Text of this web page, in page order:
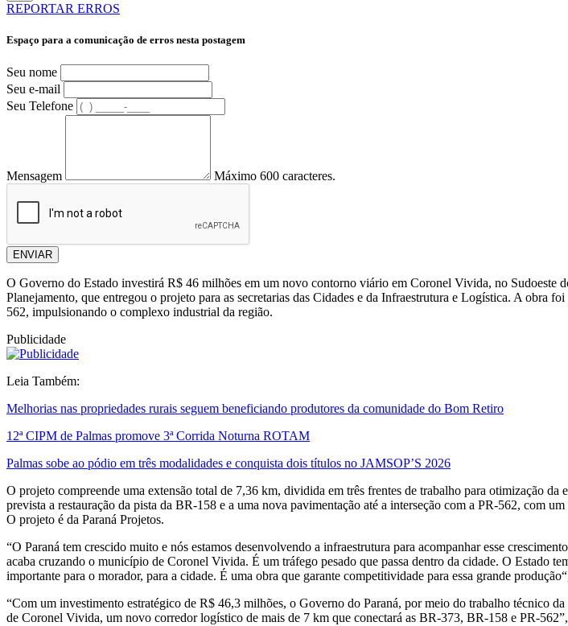
REPORTAR ERROS
Espaço para a comunicação de erros nesta postagem
Seu nome
Seu e-mail
Seu Telefone
Mensagem Máximo 600 caracteres.
ENVIAR
O Governo do Estado investirá R$ 46 milhões em um novo contorno viário em Coronel Vivida, no Sudoeste
Planejamento, que entregou o projeto para as secretarias das Cidades e da Infraestrutura e Logística. A
562, impulsionando o complexo industrial da região.
Publicidade
Leia Também:
Melhorias nas propriedades rurais seguem beneficiando produtores da comunidade do Bom Retiro
12ª CIPM de Palmas promove 3ª Corrida Noturna ROTAM
Palmas sobe ao pódio em três modalidades e conquista dois títulos no JAMSOP’S 2026
O projeto compreende uma extensão total de 7,36 km, dividida em três frentes de trabalho para otimização
prevista a restauração da pista da BR-158 e a uma nova pavimentação até a interseção com a PR-562, com
O projeto é da Paraná Projetos.
“O Paraná tem crescido muito e nós estamos desenvolvendo a infraestrutura para acompanhar esse
acaba cruzando o município de Coronel Vivida. É um tráfego pesado que passa dentro da cidade. O Estado
importante para o morador, para a cidade. É uma obra que garante competitividade para essa grande
“Com um investimento estratégico de R$ 46,3 milhões, o Governo do Paraná, por meio do trabalho técnico
de Coronel Vivida, um novo corredor logístico de mais de 7 km que conectará as BR-373, BR-158 e PR-